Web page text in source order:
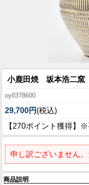
小鹿田焼 坂本浩二
oy0378600
29,700円 (税込)
【270ポイント獲得】
申し訳ございません
商品説明